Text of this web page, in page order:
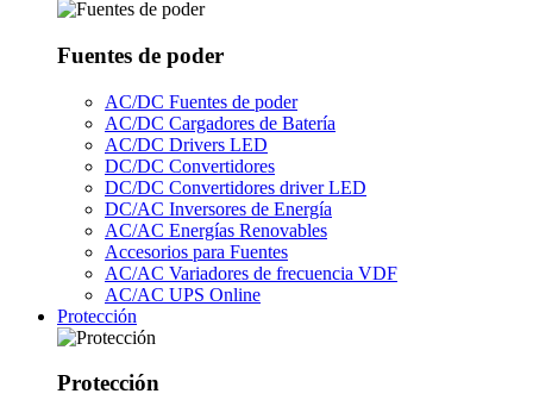
Fuentes de poder
AC/DC Fuentes de poder
AC/DC Cargadores de Batería
AC/DC Drivers LED
DC/DC Convertidores
DC/DC Convertidores driver LED
DC/AC Inversores de Energía
AC/AC Energías Renovables
Accesorios para Fuentes
AC/AC Variadores de frecuencia VDF
AC/AC UPS Online
Protección
Protección